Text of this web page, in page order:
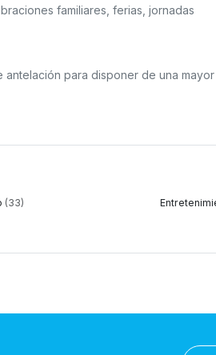
familiares, ferias, jornadas
antelación para disponer de una mayor
(33)